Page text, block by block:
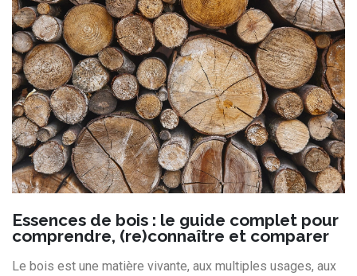
Essences de bois : le guide complet pour
comprendre, (re)connaître et comparer
Le bois est une matière vivante, aux multiples usages, aux